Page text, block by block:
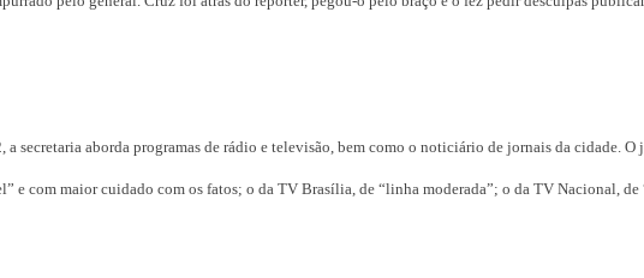
secretaria aborda programas de rádio e televisão, bem como o noticiário de jornais da cidade.
e com maior cuidado com os fatos; o da TV Brasília, de “linha moderada”; o da TV Nacional,